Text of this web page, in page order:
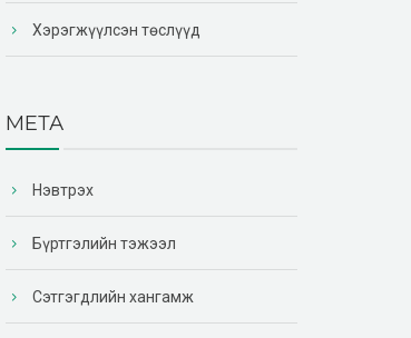
Хэрэгжүүлсэн төслүүд
МЕТА
Нэвтрэх
Бүртгэлийн тэжээл
Сэтгэгдлийн хангамж